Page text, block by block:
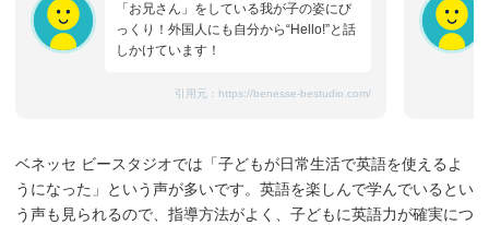
「お兄さん」をしている我が子の姿にび
っくり！外国人にも自分から“Hello!”と話
しかけています！
引用元： https://benesse-bestudio.com/
ベネッセ ビースタジオでは「子どもが日常生活で英語を使えるよ
うになった」という声が多いです。英語を楽しんで学んでいるとい
う声も見られるので、指導方法がよく、子どもに英語力が確実につ